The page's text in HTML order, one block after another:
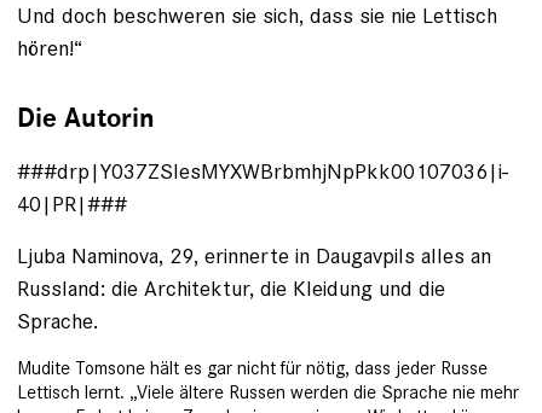
Und doch beschweren sie sich, dass sie nie Lettisch
hören!“
Die Autorin
###drp|Y037ZSIesMYXWBrbmhjNpPkk00107036|i-
40|PR|###
Ljuba Naminova, 29, er­innerte in Daugavpils alles an
Russland: die Architektur, die Kleidung und die
Sprache.
Mudite Tomsone hält es gar nicht für nötig, dass jeder Russe
Lettisch lernt. „Viele ältere Russen werden die Sprache nie mehr